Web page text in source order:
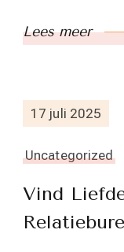
Lees meer
17 juli 2025
Uncategorized
Vind